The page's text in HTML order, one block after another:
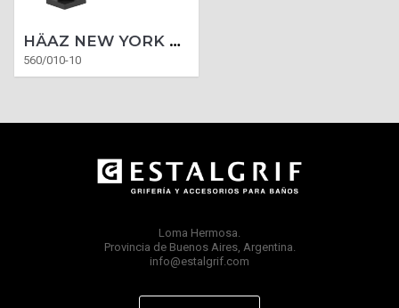
HÄAZ NEW YORK BLACK LAVATORIO
560/010-10
Loma Hermosa.
Provincia de Buenos Aires, Argentina.
info@estalgrif.com